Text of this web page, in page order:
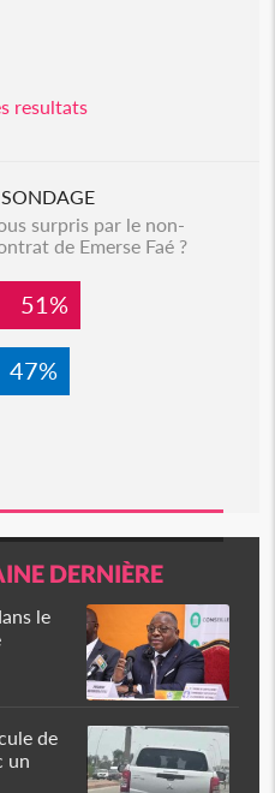
resultats
surpris par le non-
de Emerse Faé ?
51%
47%
DERNIÈRE
le
de
un